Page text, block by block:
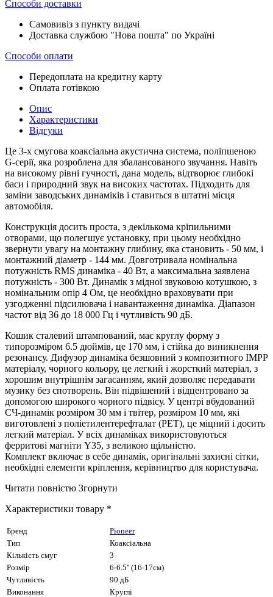
Способи доставки
Самовивіз з пункту видачі
Доставка службою "Нова пошта" по Україні
Способи оплати
Передоплата на кредитну карту
Оплата готівкою
Опис
Характеристики
Відгуки
Це 3-х смугова коаксіальна акустична система, поліпшеною
G-серії, яка розроблена для збалансованого звучання. Навіть
на високому рівні гучності, дана модель, відтворює глибокі
баси і природний звук на високих частотах. Підходить для
заміни заводських динаміків і ставиться в штатні місця
автомобіля.
Конструкція досить проста, з декількома кріпильними
отворами, що полегшує установку, при цьому необхідно
звернути увагу на монтажну глибину, яка становить - 50 мм, і
монтажний діаметр - 144 мм. Довготривала номінальна
потужність RMS динаміка - 40 Вт, а максимальна заявлена ​​
потужність - 300 Вт. Динамік з мідної звуковою котушкою, з
номінальним опір 4 Ом, це необхідно враховувати при
узгодженні підсилювача і навантаження динаміка. Діапазон
частот від 36 до 18 000 Гц і чутливість 90 дБ.
Кошик сталевий штампований, має круглу форму з
типорозміром 6.5 дюймів, це 170 мм, і стійка до виникнення
резонансу. Дифузор динаміка безшовний з композитного IMPP
матеріалу, чорного кольору, це легкий і жорсткий матеріал, з
хорошим внутрішнім загасанням, який дозволяє передавати
музику без спотворень. Він підвішений і відцентровано за
допомогою широкого чорного підвісу. У центрі вбудований
СЧ-динамік розміром 30 мм і твітер, розміром 10 мм, які
виготовлені з поліетилентерефталат (PET), це міцний і досить
легкий матеріал. У всіх динаміках використовуються
ферритові магніти Y35, з великою щільністю.
Комплект включає в себе динамік, оригінальні захисні сітки,
необхідні елементи кріплення, керівництво для користувача.
Читати повністю Згорнути
Характеристики товару *
Бренд
Pioneer
Тип
Коаксіальна
Кількість смуг
3
Розмір
6-6.5'' (16-17см)
Чутливість
90 дБ
Виконання
Круглі